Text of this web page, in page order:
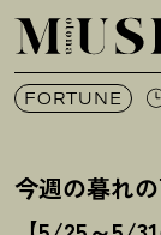
オトナ
FORTUNE
今週の暮れ